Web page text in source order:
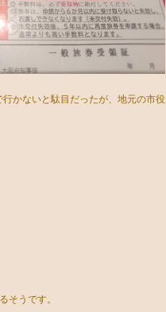
かないと駄目だったが、地元の市役
そうです。